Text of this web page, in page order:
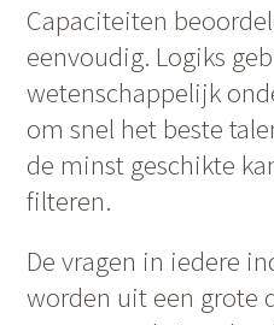
Capaciteiten
eenvoudig. Logiks
wetenschappelijk
om snel het beste
de minst geschikte
filteren.
De vragen in iedere
worden uit een grote